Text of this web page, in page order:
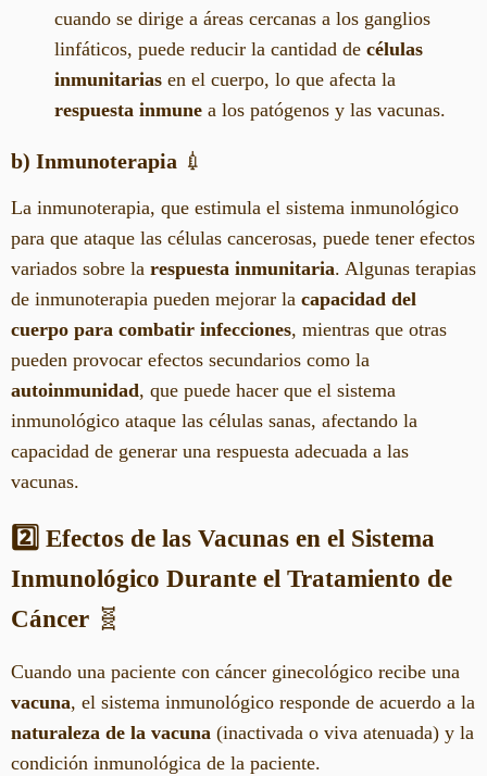
cuando se dirige a áreas cercanas a los ganglios
linfáticos, puede reducir la cantidad de células
inmunitarias en el cuerpo, lo que afecta la
respuesta inmune a los patógenos y las vacunas.
b) Inmunoterapia 💉
La inmunoterapia, que estimula el sistema inmunológico
para que ataque las células cancerosas, puede tener efectos
variados sobre la respuesta inmunitaria. Algunas terapias
de inmunoterapia pueden mejorar la capacidad del
cuerpo para combatir infecciones, mientras que otras
pueden provocar efectos secundarios como la
autoinmunidad, que puede hacer que el sistema
inmunológico ataque las células sanas, afectando la
capacidad de generar una respuesta adecuada a las
vacunas.
2️⃣ Efectos de las Vacunas en el Sistema
Inmunológico Durante el Tratamiento de
Cáncer 🧬
Cuando una paciente con cáncer ginecológico recibe una
vacuna, el sistema inmunológico responde de acuerdo a la
naturaleza de la vacuna (inactivada o viva atenuada) y la
condición inmunológica de la paciente.